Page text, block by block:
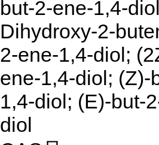
but-2-ene-1,4-
Dihydroxy-2-
2-ene-1,4-diol;
ene-1,4-diol; (Z)-
1,4-diol; (E)-but-
diol